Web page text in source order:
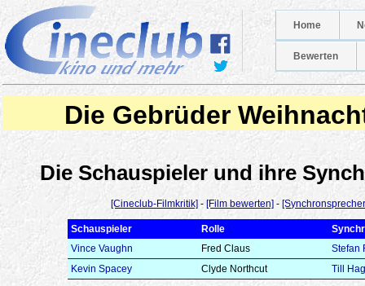
Home
Bewerten
Die Gebrüder
Die Schauspieler und ihre
[Cineclub-Filmkritik] - [Film bewerten] -
Schauspieler Rolle
Vince Vaughn
Fred Claus
Stefan
Kevin Spacey
Clyde Northcut Till